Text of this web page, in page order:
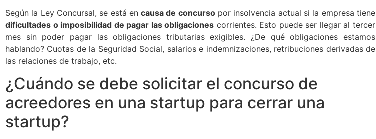
Según la Ley Concursal, se está encausa de concursopor insolvencia actual si la empresa tiene
dificultades o imposibilidad de pagar las obligaciones corrientes. Esto puede ser llegar al tercer
mes sin poder pagar las obligaciones tributarias exigibles. ¿De qué obligaciones estamos
hablando? Cuotas de la Seguridad Social, salarios e indemnizaciones, retribuciones derivadas de
las relaciones de trabajo, etc.
¿Cuándo se debe solicitar el concurso de
acreedores en una startup para cerrar una
startup?